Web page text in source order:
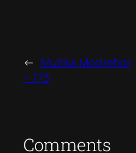
← Mużika Mod Ieħor
– 773
Comments